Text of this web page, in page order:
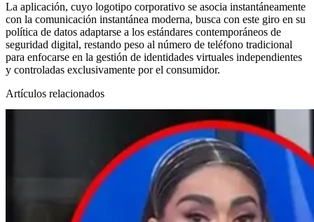
La aplicación, cuyo logotipo corporativo se asocia instantáneamente
con la comunicación instantánea moderna, busca con este giro en su
política de datos adaptarse a los estándares contemporáneos de
seguridad digital, restando peso al número de teléfono tradicional
para enfocarse en la gestión de identidades virtuales independientes
y controladas exclusivamente por el consumidor.
Artículos relacionados